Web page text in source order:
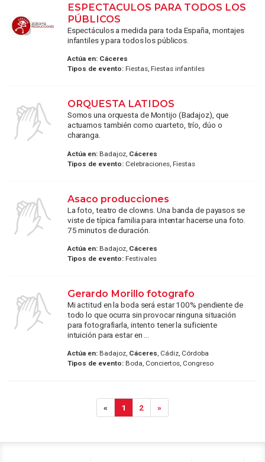
ESPECTACULOS PARA TODOS LOS
PÚBLICOS
Espectáculos a medida para toda España, montajes
infantiles y para todos los públicos.
Actúa en: Cáceres
Tipos de evento:Fiestas, Fiestas infantiles
ORQUESTA LATIDOS
Somos una orquesta de Montijo (Badajoz), que
actuamos también como cuarteto, trío, dúo o
charanga.
Actúa en:Badajoz, Cáceres
Tipos de evento:Celebraciones, Fiestas
Asaco producciones
La foto, teatro de clowns. Una banda de payasos se
viste de típica familia para intentar hacerse una foto.
75 minutos de duración.
Actúa en:Badajoz, Cáceres
Tipos de evento:Festivales
Gerardo Morillo fotografo
Mi actitud en la boda será estar 100% pendiente de
todo lo que ocurra sin provocar ninguna situación
para fotografiarla, intento tener la suficiente
intuición para estar en ...
Actúa en:Badajoz, Cáceres, Cádiz, Córdoba
Tipos de evento:Boda, Conciertos, Congreso
« 1 2 »